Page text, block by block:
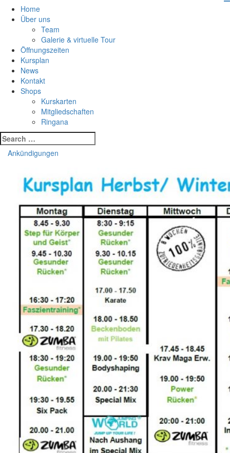
Home
Über uns
Team
Galerie & virtuelle Tour
Öffnungszeiten
Kursplan
News
Kontakt
Shops
Kurskarten
Mitgliedschaften
Ringana
Search
for:
Ankündigungen